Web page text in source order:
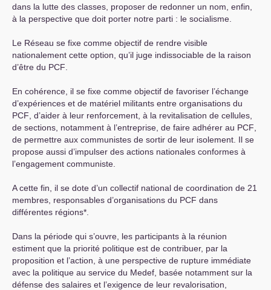
dans la lutte des classes, proposer de redonner un nom, enfin,
à la perspective que doit porter notre parti : le socialisme.
Le Réseau se fixe comme objectif de rendre visible
nationalement cette option, qu’il juge indissociable de la raison
d’être du PCF
En cohérence, il se fixe comme objectif de favoriser l’échange
d’expériences et de matériel militants entre organisations du
PCF , d’aider à leur renforcement, à la revitalisation de cellules,
de sections, notamment à l’entreprise, de faire adhérer au PCF
de permettre aux communistes de sortir de leur isolement. Il se
propose aussi d’impulser des actions nationales conformes à
l’engagement communiste.
A cette fin, il se dote d’un collectif national de coordination de 21
membres, responsables d’organisations du PCF dans
différentes régions*.
Dans la période qui s’ouvre, les participants à la réunion
estiment que la priorité politique est de contribuer, par la
proposition et l’action, à une perspective de rupture immédiate
avec la politique au service du Medef, basée notamment sur la
défense des salaires et l’exigence de leur revalorisation,